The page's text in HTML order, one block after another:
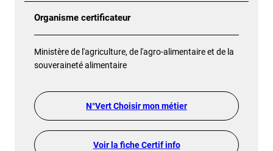
Organisme certificateur
Ministère de l'agriculture, de l'agro-alimentaire et de la
souveraineté alimentaire
N°Vert Choisir mon métier
Voir la fiche Certif info